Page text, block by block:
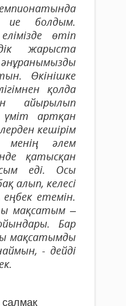
ие болдым.
өтіп
жарыста
Өкінішке
қолда
айырылып
артқан
кешірім
менің әлем
қатысқан
еді. Осы
алып, келесі
етемін.
мақсатым –
Бар
мақсатымды
- дейді
салмақ